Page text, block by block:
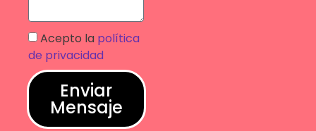
Acepto la política
de privacidad
Enviar
Mensaje